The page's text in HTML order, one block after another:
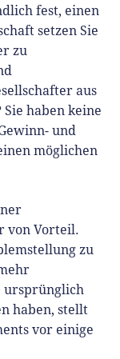
fest, einen
setzen Sie
zu
aus
haben keine
und
möglichen
von Vorteil.
zu
ursprünglich
haben, stellt
vor einige